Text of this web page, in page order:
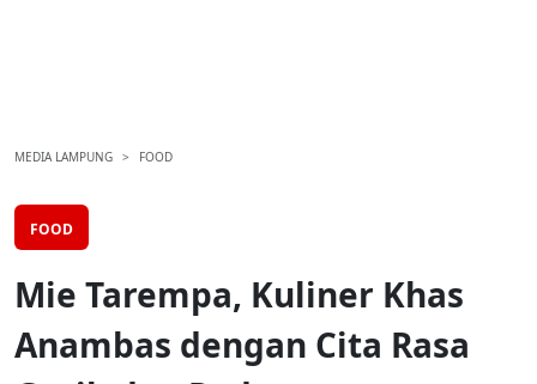
MEDIA LAMPUNG FOOD
FOOD
Mie Tarempa, Kuliner Khas
Anambas dengan Cita Rasa